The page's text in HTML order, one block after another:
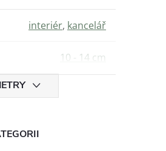
interiér, kancelář
10 - 14 cm